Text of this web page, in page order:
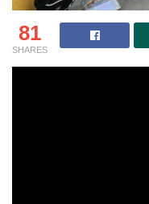
81
SHARES